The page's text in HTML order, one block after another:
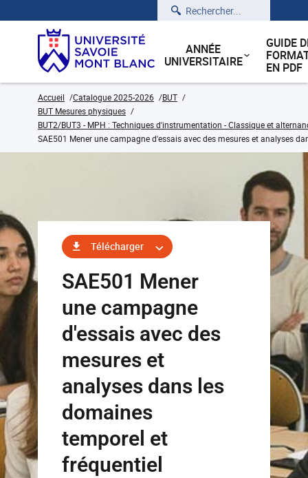
Rechercher
ANNÉE
UNIVERSITAIRE
GUIDE
EN PDF
Accueil Catalogue 2025-2026
BUT
BUT Mesures physiques
BUT2/BUT3 - MPH : Techniques d'instrumentation - Classique et
SAE501 Mener une campagne d'essais avec des mesures et analyses
Télécharger
SAE501 Mener
une campagne
d'essais avec des
mesures et
analyses dans les
domaines
temporel et
fréquentiel